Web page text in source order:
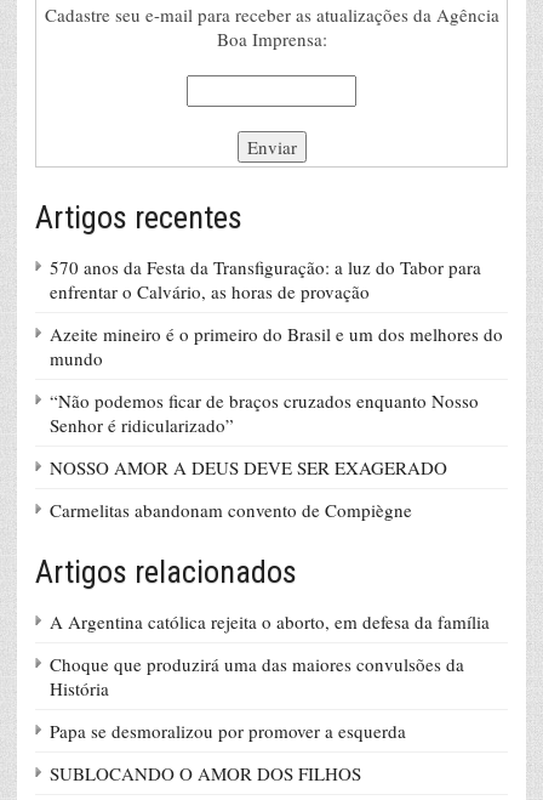
Cadastre seu e-mail para receber as atualizações da Agência
Boa Imprensa:
Artigos recentes
570 anos da Festa da Transfiguração: a luz do Tabor para
enfrentar o Calvário, as horas de provação
Azeite mineiro é o primeiro do Brasil e um dos melhores do
mundo
“Não podemos ficar de braços cruzados enquanto Nosso
Senhor é ridicularizado”
NOSSO AMOR A DEUS DEVE SER EXAGERADO
Carmelitas abandonam convento de Compiègne
Artigos relacionados
A Argentina católica rejeita o aborto, em defesa da família
Choque que produzirá uma das maiores convulsões da
História
Papa se desmoralizou por promover a esquerda
SUBLOCANDO O AMOR DOS FILHOS